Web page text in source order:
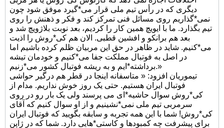
دیگری که در رأس تیم ملی قرار می*گیرد موفق شود چون
نمی*گذاریم روی مسائل فنی تمرکز کند و فکر و ذهنش را روی
تیم بگذارد. ما با ایویچ همین کار را کردیم، بعد نوبت بلاژویچ شد و
بعد هم برانکو و افشین قطبی. الان هم کی*روش را اذیت
می*کنیم. شاید در ظاهر در حق این مربیان ظلم کرده باشیم اما
در اصل به فوتبال مملکت جفا می*کنیم و خودمان تیشه
برداشته*ایم و به ریشه فوتبال کشور می*زنیم.»
تیموریان افزود: « متاسفانه اینجا در قطر هم درگیر حواشی
فوتبال ایران هستیم. حتی یک روز خوش نداریم. مدام از
کی*روش سوال حاشیه*ای می پرسند ولی یک بار رو در روی
سرمربی تیم ملی نمی*نشینیم و از او سوال کنیم که آقای
کی*روش! شما با این همه تجربه و سابقه بگویید که فوتبال ایران
برای پیشرفت چه کمبودها و کاستی*هایی دارد. شما که در ژاپن